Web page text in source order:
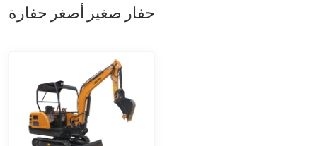
حفار صغير أصغر حفارة